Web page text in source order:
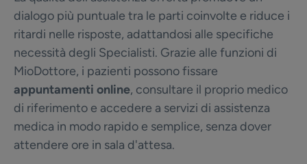
dialogo più puntuale tra le parti coinvolte e riduce i
ritardi nelle risposte, adattandosi alle specifiche
necessità degli Specialisti. Grazie alle funzioni di
MioDottore, i pazienti possono fissare
appuntamenti online, consultare il proprio medico
di riferimento e accedere a servizi di assistenza
medica in modo rapido e semplice, senza dover
attendere ore in sala d'attesa.